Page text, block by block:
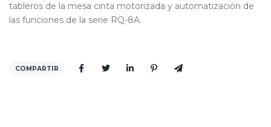
tableros de la mesa cinta motorizada y automatización de
las funciones de la serie RQ-8A.
COMPARTIR